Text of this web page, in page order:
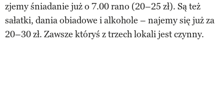
zjemy śniadanie już o 7.00 rano (20–25 zł). Są też
sałatki, dania obiadowe i alkohole – najemy się już za
20–30 zł. Zawsze któryś z trzech lokali jest czynny.